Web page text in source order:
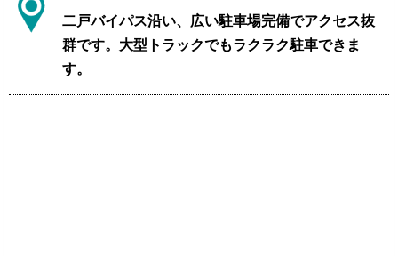
二戸バイパス沿い、広い駐車場完備でアクセス抜
群です。大型トラックでもラクラク駐車できま
す。